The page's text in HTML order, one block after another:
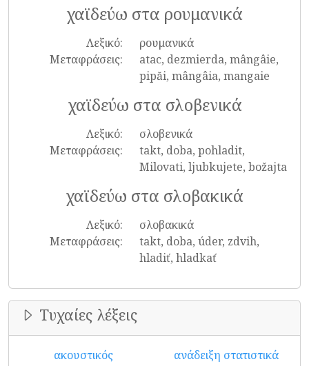
χαϊδεύω στα ρουμανικά
Λεξικό:
ρουμανικά
Μεταφράσεις:
atac, dezmierda, mângâie,
pipăi, mângâia, mangaie
χαϊδεύω στα σλοβενικά
Λεξικό:
σλοβενικά
Μεταφράσεις:
takt, doba, pohladit,
Milovati, ljubkujete, božajta
χαϊδεύω στα σλοβακικά
Λεξικό:
σλοβακικά
Μεταφράσεις:
takt, doba, úder, zdvih,
hladiť, hladkať
Τυχαίες λέξεις
ακουστικός
ανάδειξη στατιστικά